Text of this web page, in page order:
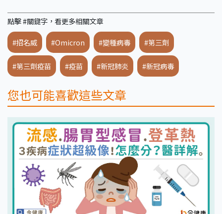
點擊 #關鍵字，看更多相關文章
#招名威 #Omicron #變種病毒 #第三劑
#第三劑疫苗 #疫苗 #新冠肺炎 #新冠病毒
您也可能喜歡這些文章